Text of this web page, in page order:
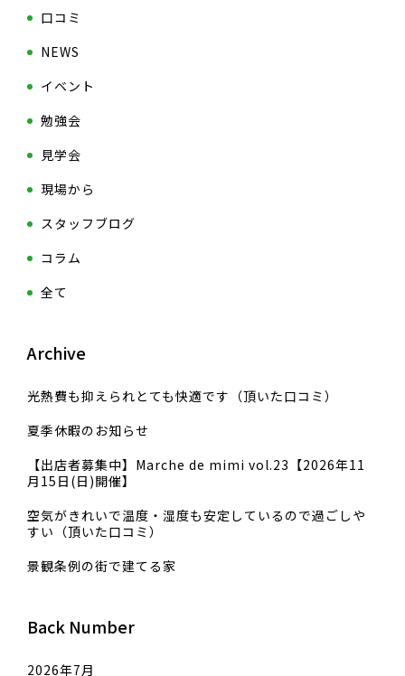
口コミ
NEWS
イベント
勉強会
見学会
現場から
スタッフブログ
コラム
全て
Archive
光熱費も抑えられとても快適です（頂いた口コミ）
夏季休暇のお知らせ
【出店者募集中】Marche de mimi vol.23【2026年11
月15日(日)開催】
空気がきれいで温度・湿度も安定しているので過ごしや
すい（頂いた口コミ）
景観条例の街で建てる家
Back Number
2026年7月